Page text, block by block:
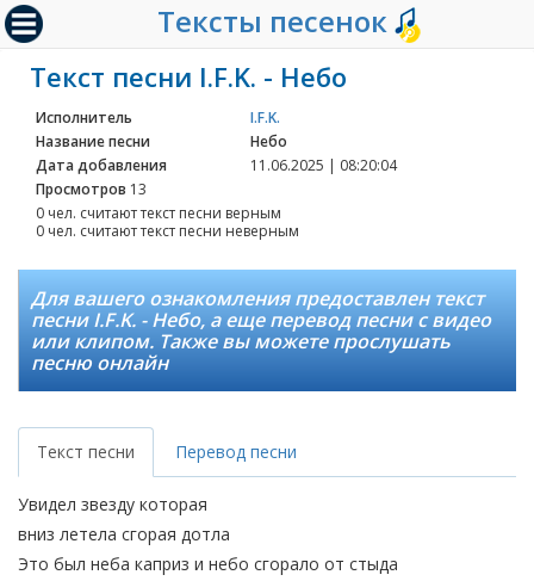
Тексты песенок
Текст песни I.F.K. - Небо
Исполнитель
I.F.K.
Название песни
Небо
Дата добавления
11.06.2025 | 08:20:04
Просмотров 13
0 чел. считают текст песни верным
0 чел. считают текст песни неверным
Для вашего ознакомления предоставлен текст
песни I.F.K. - Небо, а еще перевод песни с видео
или клипом. Также вы можете прослушать
песню онлайн
Текст песни Перевод песни
Увидел звезду которая
вниз летела сгорая дотла
Это был неба каприз и небо сгорало от стыда